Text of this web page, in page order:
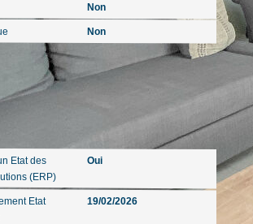
Non
Non
Etat des
(ERP)
Oui
Etat
19/02/2026